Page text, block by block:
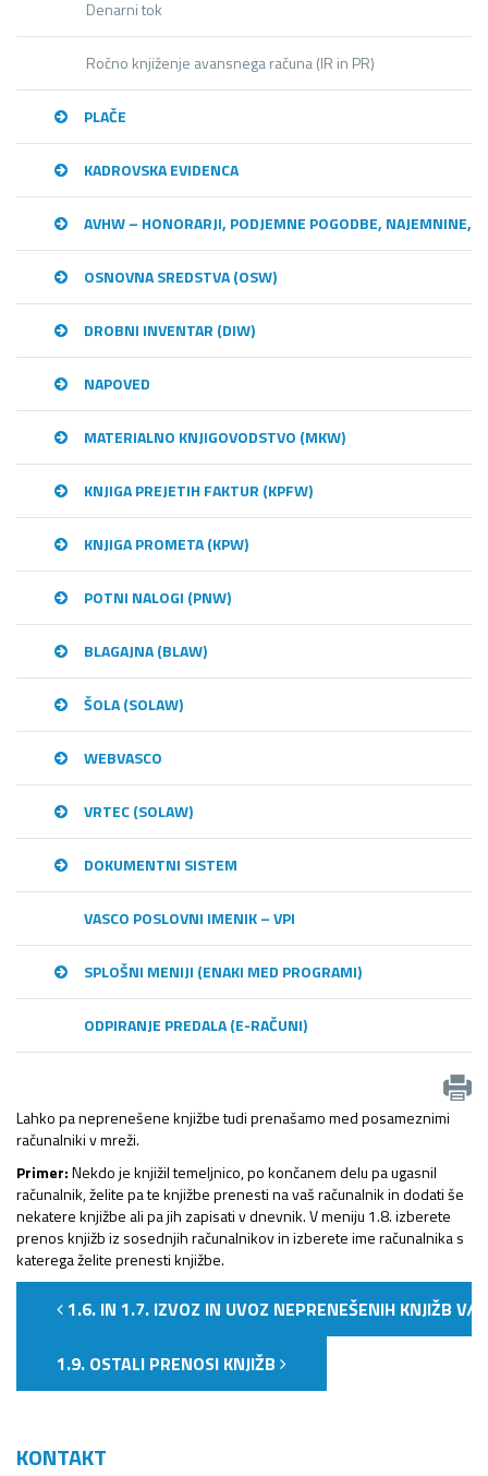
Denarni tok
Ročno knjiženje avansnega računa (IR in PR)
PLAČE
KADROVSKA EVIDENCA
AVHW – HONORARJI, PODJEMNE POGODBE, NAJEMNINE,…
OSNOVNA SREDSTVA (OSW)
DROBNI INVENTAR (DIW)
NAPOVED
MATERIALNO KNJIGOVODSTVO (MKW)
KNJIGA PREJETIH FAKTUR (KPFW)
KNJIGA PROMETA (KPW)
POTNI NALOGI (PNW)
BLAGAJNA (BLAW)
ŠOLA (SOLAW)
WEBVASCO
VRTEC (SOLAW)
DOKUMENTNI SISTEM
VASCO POSLOVNI IMENIK – VPI
SPLOŠNI MENIJI (ENAKI MED PROGRAMI)
ODPIRANJE PREDALA (E-RAČUNI)
Lahko pa neprenešene knjižbe tudi prenašamo med posameznimi
računalniki v mreži.
Primer:Nekdo je knjižil temeljnico, po končanem delu pa ugasnil
računalnik, želite pa te knjižbe prenesti na vaš računalnik in dodati še
nekatere knjižbe ali pa jih zapisati v dnevnik. V meniju 1.8. izberete
prenos knjižb iz sosednjih računalnikov in izberete ime računalnika s
katerega želite prenesti knjižbe.
1.6. IN 1.7. IZVOZ IN UVOZ NEPRENEŠENIH KNJIŽB V/
1.9. OSTALI PRENOSI KNJIŽB
KONTAKT